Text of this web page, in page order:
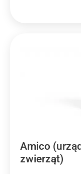
Amico
zwierząt)